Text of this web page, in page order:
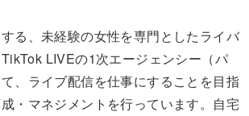
る、未経験の女性を専門としたライバ
LIVEの1次エージェンシー（パ
、ライブ配信を仕事にすることを目指
・マネジメントを行っています。自宅